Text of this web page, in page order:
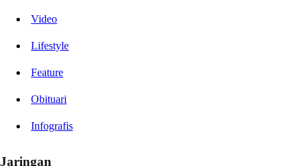
Video
Lifestyle
Feature
Obituari
Infografis
Jaringan